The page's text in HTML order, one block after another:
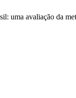
uma avaliação da